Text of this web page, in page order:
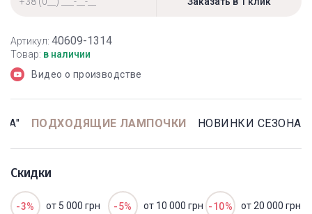
Артикул: 40609-1314
Товар: в наличии
Видео о производстве
ПОДХОДЯЩИЕ ЛАМПОЧКИ НОВИНКИ СЕЗОНА
Скидки
-3% от 5 000 грн -5% от 10 000 грн -10% от 20 000 грн